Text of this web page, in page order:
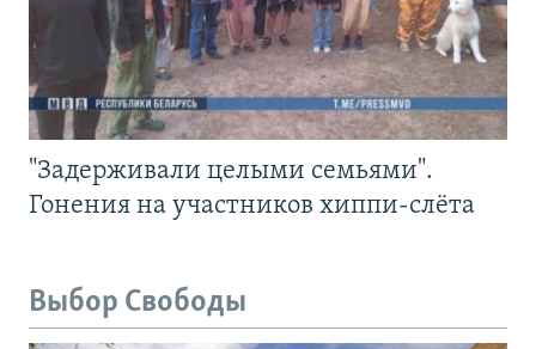
"Задерживали целыми семьями".
Гонения на участников хиппи-слёта
Выбор Свободы